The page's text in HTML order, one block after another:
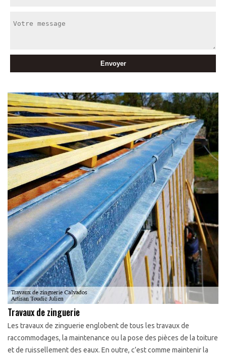
Travaux de zinguerie
Les travaux de zinguerie englobent de tous les travaux de
raccommodages, la maintenance ou la pose des pièces de la toiture
et de ruissellement des eaux. En outre, c’est comme maintenir la